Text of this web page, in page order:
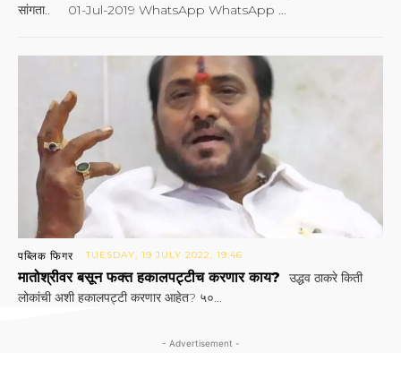
सांगता.. 01-Jul-2019 WhatsApp WhatsApp ...
पब्लिक फिगर TUESDAY, 19 JULY 2022, 19:46
मातोश्रीवर बसून फक्त हकालपट्टीच करणार काय?
उद्धव ठाकरे किती
लोकांची अशी हकालपट्टी करणार आहेत? ५०...
- Advertisement -